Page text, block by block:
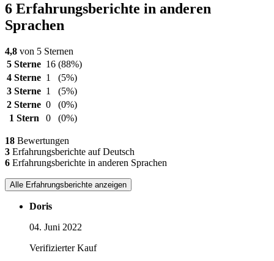
6 Erfahrungsberichte in anderen
Sprachen
4,8 von 5 Sternen
5 Sterne 16 (88%)
4 Sterne 1
(5%)
3 Sterne 1
(5%)
2 Sterne 0
(0%)
1 Stern
0 (0%)
18 Bewertungen
3 Erfahrungsberichte auf Deutsch
6 Erfahrungsberichte in anderen Sprachen
Alle Erfahrungsberichte anzeigen
Doris
04. Juni 2022
Verifizierter Kauf